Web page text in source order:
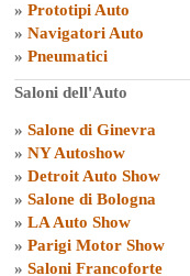
» Prototipi Auto
» Navigatori Auto
» Pneumatici
Saloni dell'Auto
» Salone di Ginevra
» NY Autoshow
» Detroit Auto Show
» Salone di Bologna
» LA Auto Show
» Parigi Motor Show
» Saloni Francoforte